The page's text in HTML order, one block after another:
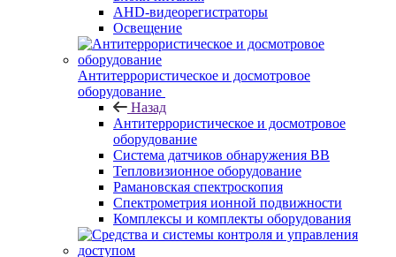
AHD-видеорегистраторы
Освещение
Антитеррористическое и досмотровое
оборудование
Назад
Антитеррористическое и досмотровое
оборудование
Cистема датчиков обнаружения ВВ
Тепловизионное оборудование
Рамановская спектроскопия
Спектрометрия ионной подвижности
Комплексы и комплекты оборудования